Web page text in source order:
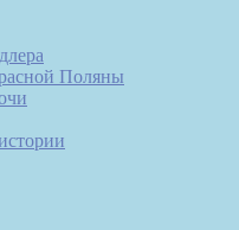
Поляны